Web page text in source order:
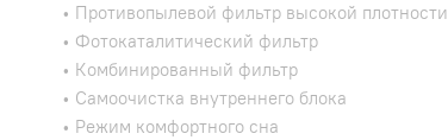
• Противопылевой фильтр высокой плотности
• Фотокаталитический фильтр
• Комбинированный фильтр
• Самоочистка внутреннего блока
• Режим комфортного сна